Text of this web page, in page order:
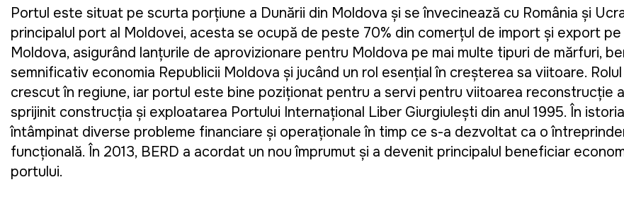
Portul este situat pe scurta porțiune a Dunării din Moldova și se învecinează cu România și
principalul port al Moldovei, acesta se ocupă de peste 70% din comerțul de import și export pe
Moldova, asigurând lanțurile de aprovizionare pentru Moldova pe mai multe tipuri de mărfuri,
semnificativ economia Republicii Moldova și jucând un rol esențial în creșterea sa viitoare.
crescut în regiune, iar portul este bine poziționat pentru a servi pentru viitoarea reconstrucție a
sprijinit construcția și exploatarea Portului Internațional Liber Giurgiulești din anul 1995. În
întâmpinat diverse probleme financiare și operaționale în timp ce s-a dezvoltat ca o
funcțională. În 2013, BERD a acordat un nou împrumut și a devenit principalul beneficiar
portului.